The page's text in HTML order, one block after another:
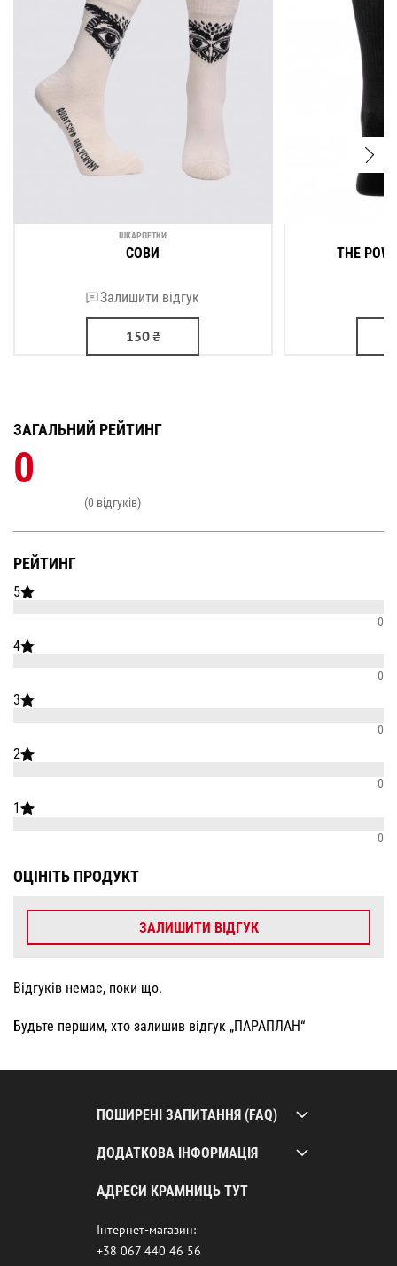
ШКАРПЕТКИ
СОВИ
Залишити відгук
150₴
THE
РЕЙТИНГ
5
0
4
0
3
0
2
0
1
0
ЗАГАЛЬНИЙ РЕЙТИНГ
0
(0 відгуків)
ОЦІНІТЬ ПРОДУКТ
ЗАЛИШИТИ ВІДГУК
Відгуків немає, поки що.
Будьте першим, хто залишив відгук „ПАРАПЛАН“
ПОШИРЕНІ ЗАПИТАННЯ (FAQ)
ДОДАТКОВА ІНФОРМАЦІЯ
АДРЕСИ КРАМНИЦЬ ТУТ
Інтернет-магазин:
+38 067 440 46 56